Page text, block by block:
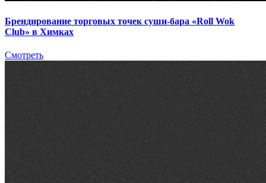
Брендирование торговых точек суши-бара «Roll Wok
Club» в Химках
Смотреть